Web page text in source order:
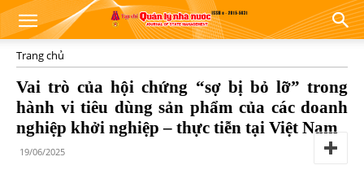
Trang chủ
Vai trò của hội chứng “sợ bị bỏ lỡ” trong
hành vi tiêu dùng sản phẩm của các doanh
nghiệp khởi nghiệp – thực tiễn tại Việt Nam
19/06/2025